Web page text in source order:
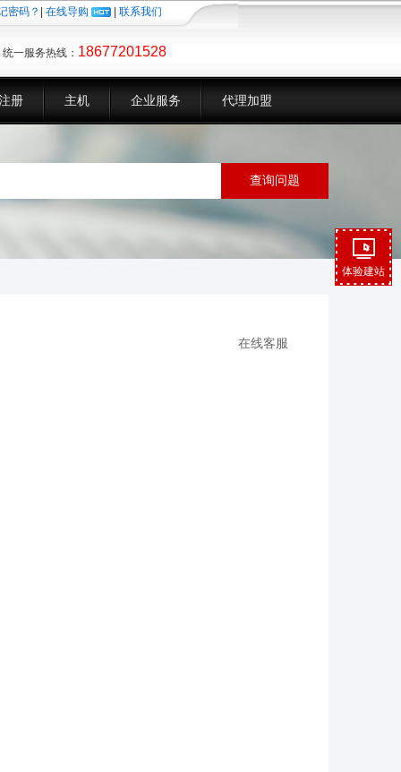
密码？ 在线导购 联系我们
统一服务热线： 18677201528
册 主机 企业服务 代理加盟
在线客服
体验建站